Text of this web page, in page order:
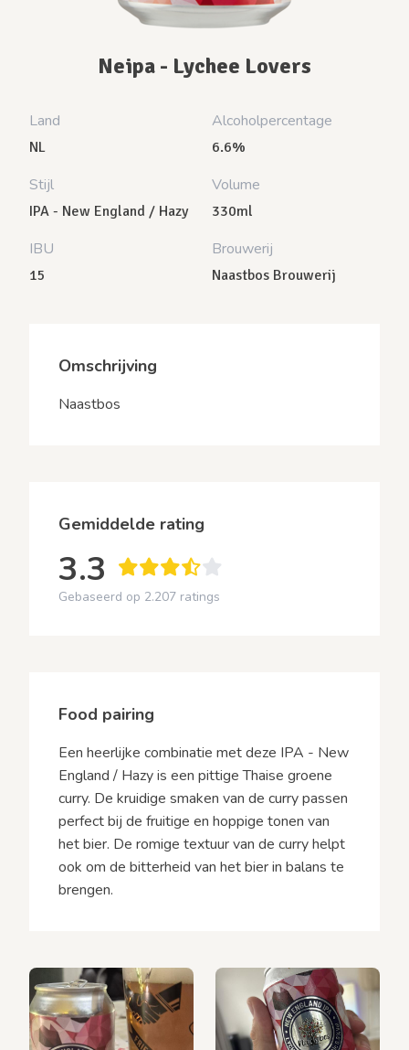
Neipa - Lychee Lovers
Land
NL
Alcoholpercentage
6.6%
Stijl
IPA - New England / Hazy
Volume
330ml
IBU
15
Brouwerij
Naastbos Brouwerij
Omschrijving
Naastbos
Gemiddelde rating
3.3
Gebaseerd op 2.207 ratings
Food pairing
Een heerlijke combinatie met deze IPA - New
England / Hazy is een pittige Thaise groene
curry. De kruidige smaken van de curry passen
perfect bij de fruitige en hoppige tonen van
het bier. De romige textuur van de curry helpt
ook om de bitterheid van het bier in balans te
brengen.